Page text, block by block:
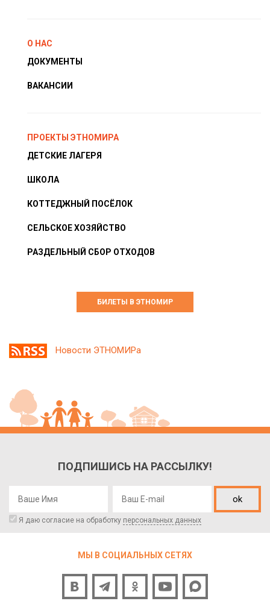
О НАС
ДОКУМЕНТЫ
ВАКАНСИИ
ПРОЕКТЫ ЭТНОМИРА
ДЕТСКИЕ ЛАГЕРЯ
ШКОЛА
КОТТЕДЖНЫЙ ПОСЁЛОК
СЕЛЬСКОЕ ХОЗЯЙСТВО
РАЗДЕЛЬНЫЙ СБОР ОТХОДОВ
БИЛЕТЫ В ЭТНОМИР
Новости ЭТНОМИРа
ПОДПИШИСЬ НА РАССЫЛКУ!
ok
Я даю согласие на обработку персональных данных
МЫ В СОЦИАЛЬНЫХ СЕТЯХ